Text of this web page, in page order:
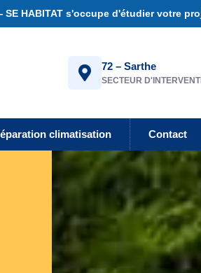
HABITAT s'occupe d'étudier votre
72 – Sarthe
SECTEUR
climatisation Contact